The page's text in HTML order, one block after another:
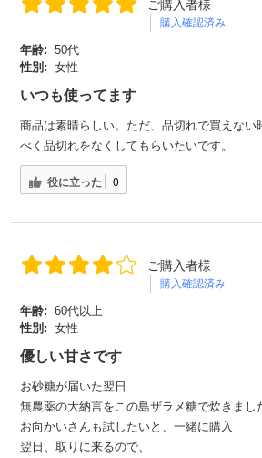
ご購入者様
購入確認済み
年齢: 50代
性別: 女性
いつも使ってます
商品は素晴らしい。ただ、品切れで買えない
べく品切れをなくしてもらいたいです。
役に立った 0
ご購入者様
購入確認済み
年齢: 60代以上
性別: 女性
優しい甘さです
お砂糖が届いた翌日
無農薬の大納言をこの島ザラメ糖で炊きまし
お向かいさんも試したいと、一緒に購入
翌日、取りに来るので、